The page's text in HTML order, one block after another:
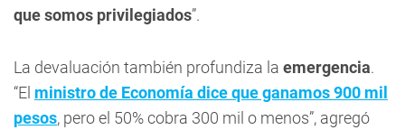
que somos privilegiados”.
La devaluación también profundiza la emergencia.
“El ministro de Economía dice que ganamos 900 mil
pesos, pero el 50% cobra 300 mil o menos”, agregó